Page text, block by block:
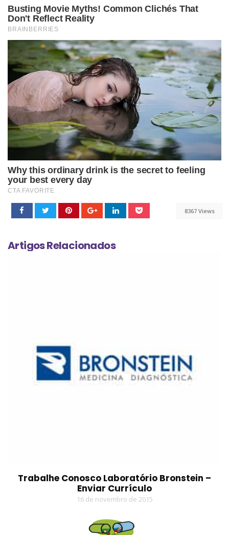
8367 Views
Artigos Relacionados
Trabalhe Conosco Laboratório Bronstein –
Enviar Currículo
16 de novembro de 2015